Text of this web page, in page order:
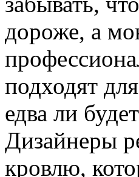
дороже, а
подходят
едва ли
Дизайнеры
кровлю,